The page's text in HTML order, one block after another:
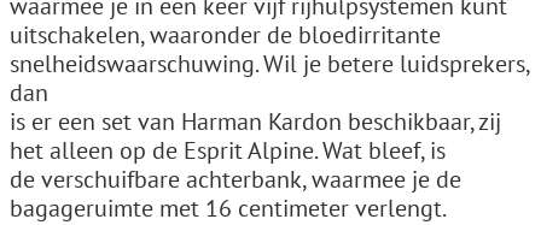
uitschakelen, waaronder de bloedirritante
snelheidswaarschuwing. Wil je betere luidsprekers,
dan
is er een set van Harman Kardon beschikbaar, zij
het alleen op de Esprit Alpine. Wat bleef, is
de verschuifbare achterbank, waarmee je de
bagageruimte met 16 centimeter verlengt.